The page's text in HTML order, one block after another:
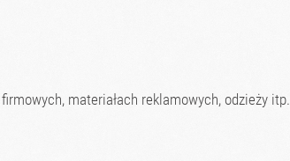
materiałach reklamowych, odzieży itp.